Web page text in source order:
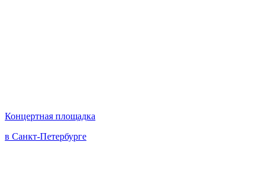
Концертная площадка
в Санкт-Петербурге